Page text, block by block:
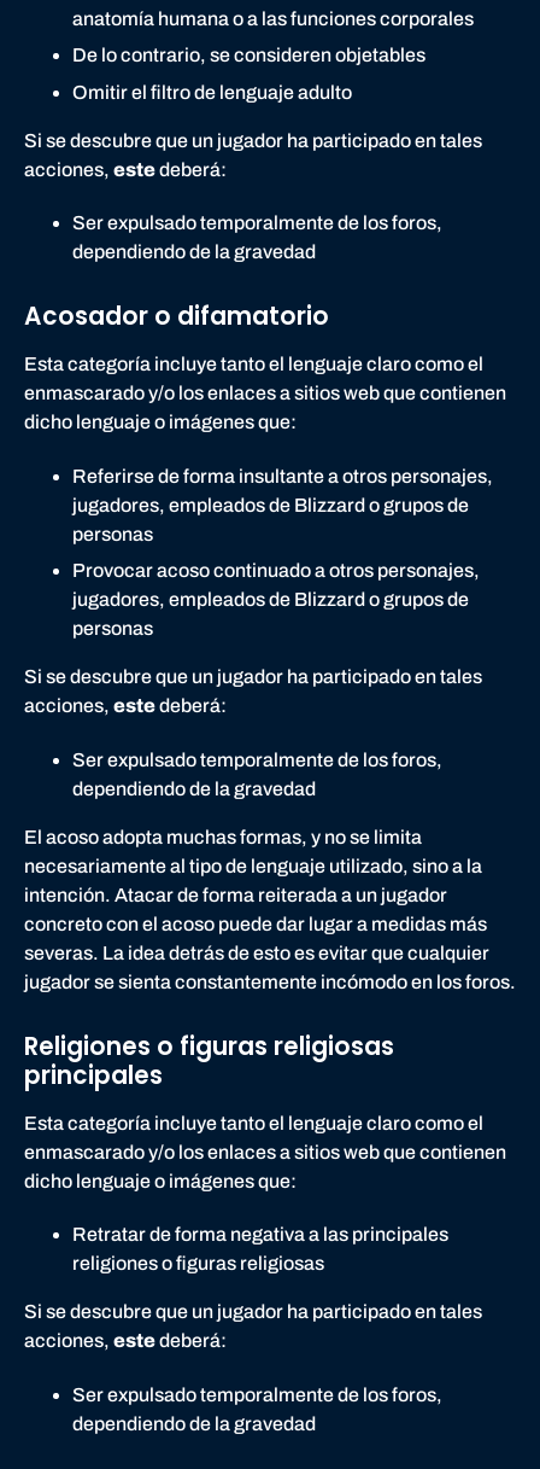
anatomía humana o a las funciones corporales
De lo contrario, se consideren objetables
Omitir el filtro de lenguaje adulto
Si se descubre que un jugador ha participado en tales
acciones, estedeberá:
Ser expulsado temporalmente de los foros,
dependiendo de la gravedad
Acosador o difamatorio
Esta categoría incluye tanto el lenguaje claro como el
enmascarado y/o los enlaces a sitios web que contienen
dicho lenguaje o imágenes que:
Referirse de forma insultante a otros personajes,
jugadores, empleados de Blizzard o grupos de
personas
Provocar acoso continuado a otros personajes,
jugadores, empleados de Blizzard o grupos de
personas
Si se descubre que un jugador ha participado en tales
acciones, estedeberá:
Ser expulsado temporalmente de los foros,
dependiendo de la gravedad
El acoso adopta muchas formas, y no se limita
necesariamente al tipo de lenguaje utilizado, sino a la
intención. Atacar de forma reiterada a un jugador
concreto con el acoso puede dar lugar a medidas más
severas. La idea detrás de esto es evitar que cualquier
jugador se sienta constantemente incómodo en los foros.
Religiones o figuras religiosas
principales
Esta categoría incluye tanto el lenguaje claro como el
enmascarado y/o los enlaces a sitios web que contienen
dicho lenguaje o imágenes que:
Retratar de forma negativa a las principales
religiones o figuras religiosas
Si se descubre que un jugador ha participado en tales
acciones, estedeberá:
Ser expulsado temporalmente de los foros,
dependiendo de la gravedad